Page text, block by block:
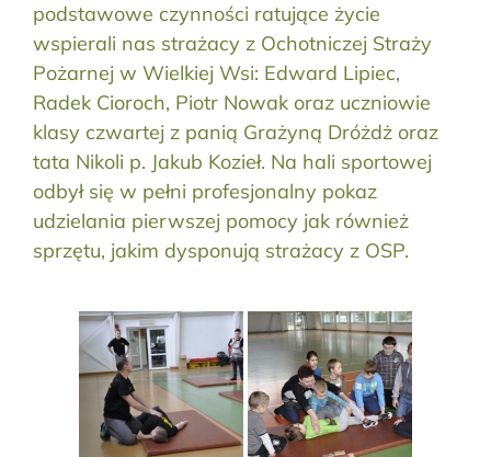
podstawowe czynności ratujące życie
wspierali nas strażacy z Ochotniczej Straży
Pożarnej w Wielkiej Wsi: Edward Lipiec,
Radek Cioroch, Piotr Nowak oraz uczniowie
klasy czwartej z panią Grażyną Dróżdż oraz
tata Nikoli p. Jakub Kozieł. Na hali sportowej
odbył się w pełni profesjonalny pokaz
udzielania pierwszej pomocy jak również
sprzętu, jakim dysponują strażacy z OSP.